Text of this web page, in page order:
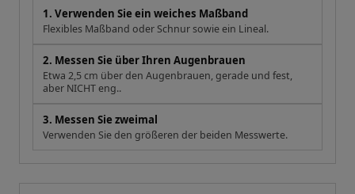
1. Verwenden Sie ein weiches Maßband
Flexibles Maßband oder Schnur sowie ein Lineal.
2. Messen Sie über Ihren Augenbrauen
Etwa 2,5 cm über den Augenbrauen, gerade und fest,
aber NICHT eng..
3. Messen Sie zweimal
Verwenden Sie den größeren der beiden Messwerte.